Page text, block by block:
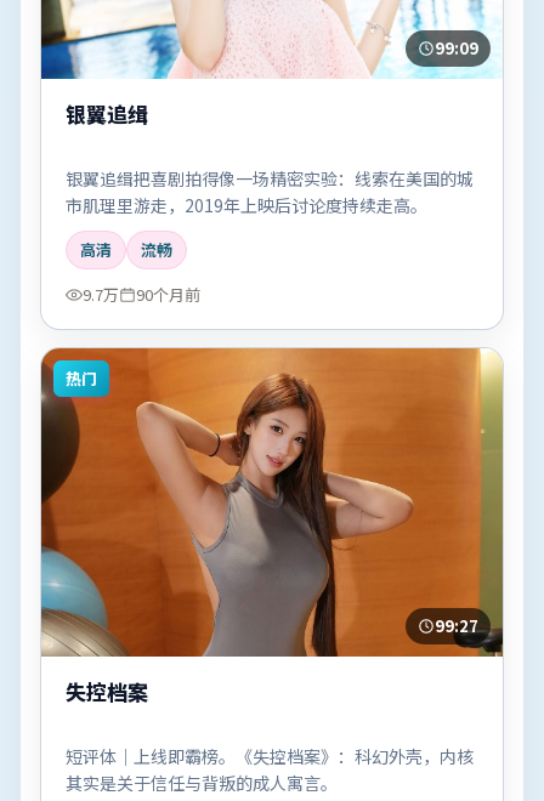
99:09
银翼追缉
银翼追缉把喜剧拍得像一场精密实验：线索在美国的城
市肌理里游走，2019年上映后讨论度持续走高。
高清
流畅
9.7万
90个月前
热门
99:27
失控档案
短评体｜上线即霸榜。《失控档案》：科幻外壳，内核
其实是关于信任与背叛的成人寓言。